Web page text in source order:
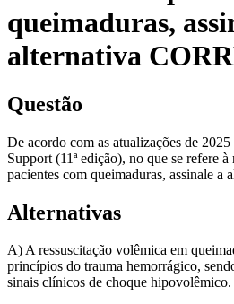
queimaduras,
alternativa
Questão
De acordo com as atualizações de
Support (11ª edição), no que se refere
pacientes com queimaduras, assinale
Alternativas
A) A ressuscitação volêmica em
princípios do trauma hemorrágico,
sinais clínicos de choque hipovolêmico.